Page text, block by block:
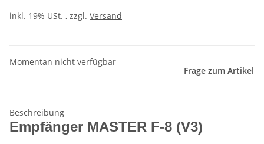
inkl. 19% USt. , zzgl. Versand
Momentan nicht verfügbar
Frage zum Artikel
Beschreibung
Empfänger MASTER F-8 (V3)